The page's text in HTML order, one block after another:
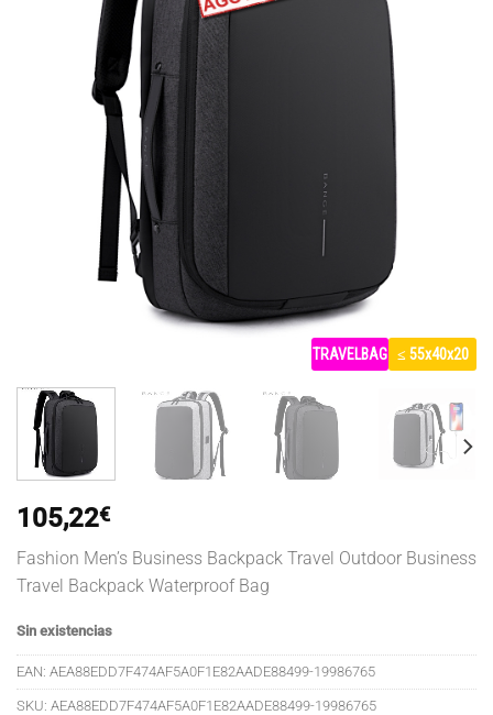
TRAVELBAG ≤ 55x40x20
105,22€
Fashion Men’s Business Backpack Travel Outdoor Business
Travel Backpack Waterproof Bag
Sin existencias
EAN: AEA88EDD7F474AF5A0F1E82AADE88499-19986765
SKU: AEA88EDD7F474AF5A0F1E82AADE88499-19986765